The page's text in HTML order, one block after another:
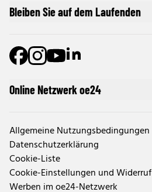
Online Netzwerk oe24
Allgemeine Nutzungsbedingungen
Datenschutzerklärung
Cookie-Liste
Cookie-Einstellungen und Widerruf
Werben im oe24-Netzwerk
Bleiben Sie auf dem Laufenden